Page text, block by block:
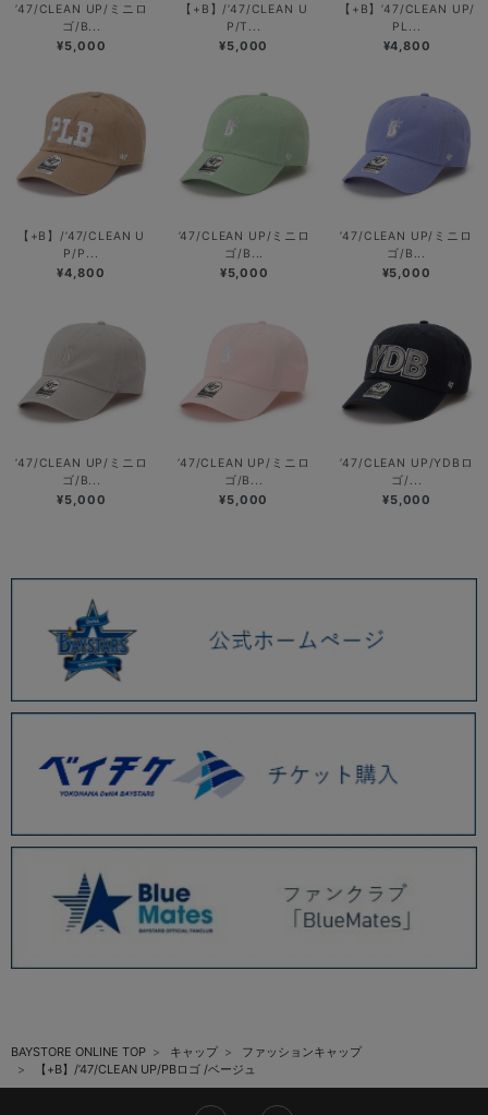
’47/CLEAN UP/ミニロ
ゴ/B...
¥5,000
【+B】/’47/CLEAN U
P/T...
¥5,000
【+B】’47/CLEAN UP/
PL...
¥4,800
【+B】/’47/CLEAN U
P/P...
¥4,800
’47/CLEAN UP/ミニロ
ゴ/B...
¥5,000
’47/CLEAN UP/ミニロ
ゴ/B...
¥5,000
’47/CLEAN UP/ミニロ
ゴ/B...
¥5,000
’47/CLEAN UP/ミニロ
ゴ/B...
¥5,000
’47/CLEAN UP/YDBロ
ゴ/...
¥5,000
BAYSTORE ONLINE TOP キャップ
ファッションキャップ
【+B】/’47/CLEAN UP/PBロゴ /ベージュ